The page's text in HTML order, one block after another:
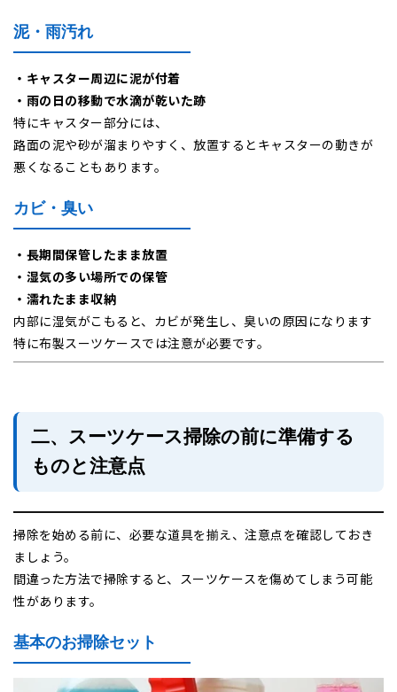
泥・雨汚れ
・キャスター周辺に泥が付着
・雨の日の移動で水滴が乾いた跡
特にキャスター部分には、
路面の泥や砂が溜まりやすく、放置するとキャスターの動きが
悪くなることもあります。
カビ・臭い
・長期間保管したまま放置
・湿気の多い場所での保管
・濡れたまま収納
内部に湿気がこもると、カビが発生し、臭いの原因になります
特に布製スーツケースでは注意が必要です。
二、スーツケース掃除の前に準備する
ものと注意点
掃除を始める前に、必要な道具を揃え、注意点を確認しておき
ましょう。
間違った方法で掃除すると、スーツケースを傷めてしまう可能
性があります。
基本のお掃除セット